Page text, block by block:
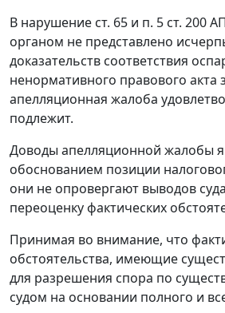
В нарушение ст. 65 и п. 5 ст. 200
органом не представлено
доказательств соответствия
ненормативного правового акта
апелляционная жалоба
подлежит.
Доводы апелляционной жалобы
обоснованием позиции
они не опровергают выводов
переоценку фактических
Принимая во внимание, что
обстоятельства, имеющие
для разрешения спора по
судом на основании полного и